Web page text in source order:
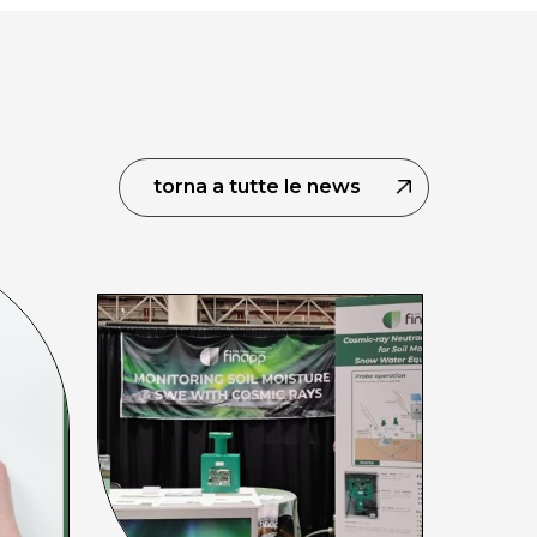
torna a tutte le news